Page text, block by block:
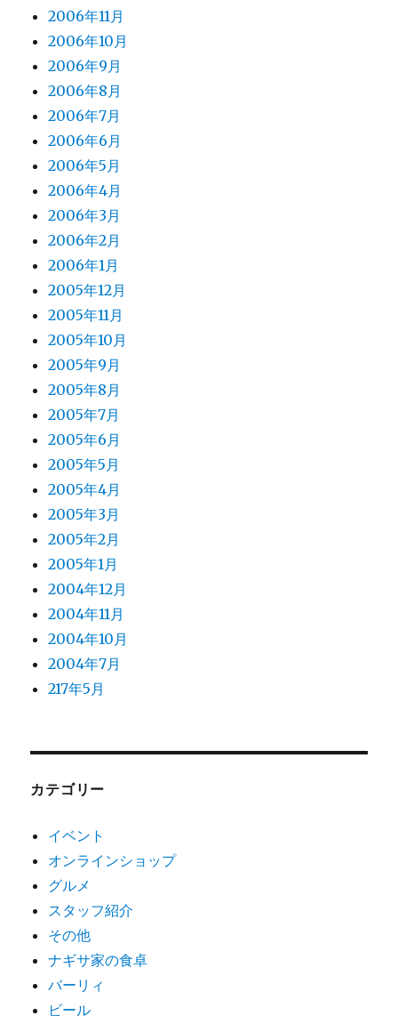
2006年11月
2006年10月
2006年9月
2006年8月
2006年7月
2006年6月
2006年5月
2006年4月
2006年3月
2006年2月
2006年1月
2005年12月
2005年11月
2005年10月
2005年9月
2005年8月
2005年7月
2005年6月
2005年5月
2005年4月
2005年3月
2005年2月
2005年1月
2004年12月
2004年11月
2004年10月
2004年7月
217年5月
カテゴリー
イベント
オンラインショップ
グルメ
スタッフ紹介
その他
ナギサ家の食卓
バーリィ
ビール